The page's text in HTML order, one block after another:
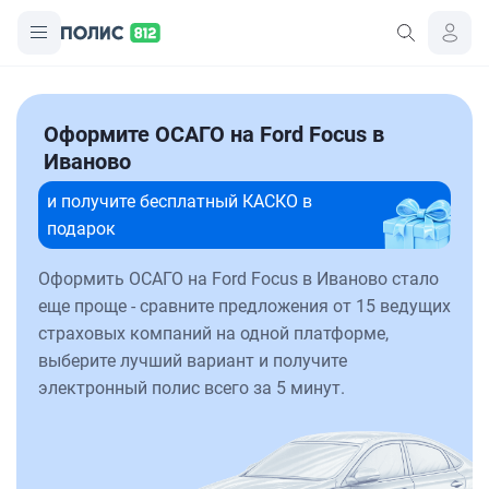
Оформите ОСАГО на Ford Focus в
Иваново
и получите бесплатный КАСКО в
подарок
Оформить ОСАГО на Ford Focus в Иваново стало
еще проще - сравните предложения от 15 ведущих
страховых компаний на одной платформе,
выберите лучший вариант и получите
электронный полис всего за 5 минут.